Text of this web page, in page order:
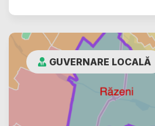
GUVERNARE LOCALĂ